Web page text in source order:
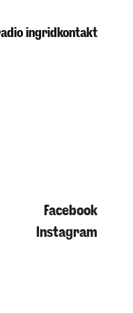
ingrid kontakt
Facebook
Instagram